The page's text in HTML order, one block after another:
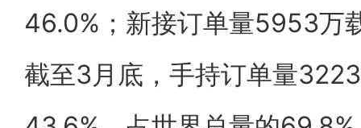
46.0%；新接订单量5953万
截至3月底，手持订单量